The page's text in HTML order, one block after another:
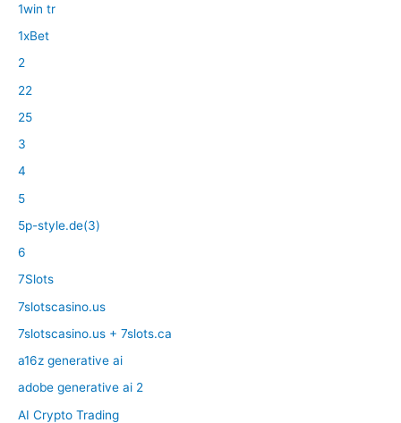
1win tr
1xBet
2
22
25
3
4
5
5p-style.de(3)
6
7Slots
7slotscasino.us
7slotscasino.us + 7slots.ca
a16z generative ai
adobe generative ai 2
AI Crypto Trading